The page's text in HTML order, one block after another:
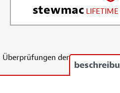
stewmac
Überprüfungen der